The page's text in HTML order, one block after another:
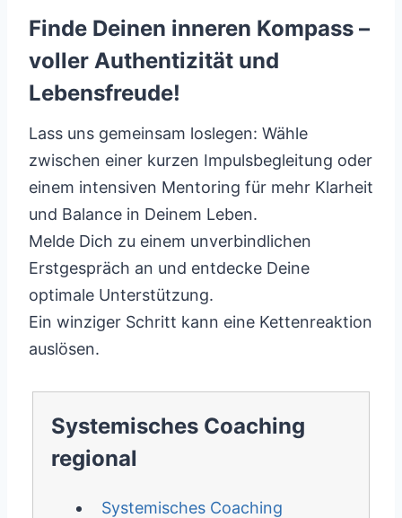
Finde Deinen inneren Kompass –
voller Authentizität und
Lebensfreude!
Lass uns gemeinsam loslegen: Wähle
zwischen einer kurzen Impulsbegleitung oder
einem intensiven Mentoring für mehr Klarheit
und Balance in Deinem Leben.
Melde Dich zu einem unverbindlichen
Erstgespräch an und entdecke Deine
optimale Unterstützung.
Ein winziger Schritt kann eine Kettenreaktion
auslösen.
Systemisches Coaching
regional
Systemisches Coaching